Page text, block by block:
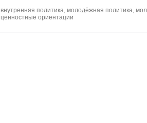
внутренняя политика молодёжная политика
ценностные ориентации